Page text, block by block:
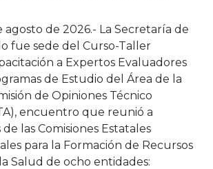
de 2026.- La Secretaría de
fue sede del Curso-Taller
a Expertos Evaluadores
de Estudio del Área de la
de Opiniones Técnico
encuentro que reunió a
las Comisiones Estatales
para la Formación de Recursos
Salud de ocho entidades: